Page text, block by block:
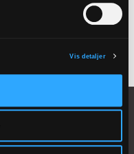
Vis detaljer